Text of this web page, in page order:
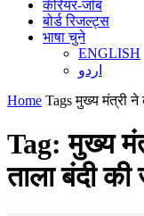
कॅरियर-जॉब
बोर्ड रिजल्ट्स
भाषा चुने
ENGLISH
اردو
Home Tags मुख्य मंत्री ने
Tag: मुख्य
ताला बंदी